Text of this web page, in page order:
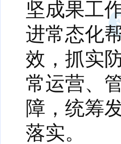
坚成果工
进常态化
效，抓实
常运营、
障，统筹
落实。